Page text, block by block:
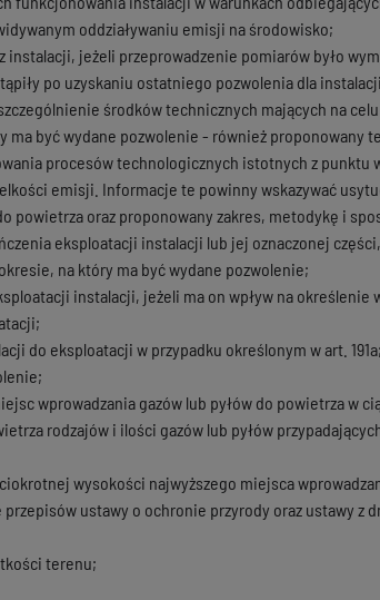
oddziaływaniu emisji na środowisko;
jeżeli przeprowadzenie pomiarów było
po uzyskaniu ostatniego pozwolenia dla
środków technicznych mających na
ma być wydane pozwolenie - również proponowany
procesów technologicznych istotnych z punktu
emisji. Informacje te powinny wskazywać
powietrza oraz proponowany zakres, metodykę i
eksploatacji instalacji lub jej oznaczonej
na który ma być wydane pozwolenie;
instalacji, jeżeli ma on wpływ na
do eksploatacji w przypadku określonym w art. 191a;
wprowadzania gazów lub pyłów do powietrza w
rodzajów i ilości gazów lub pyłów
wysokości najwyższego miejsca
ustawy o ochronie przyrody oraz ustawy z
terenu;